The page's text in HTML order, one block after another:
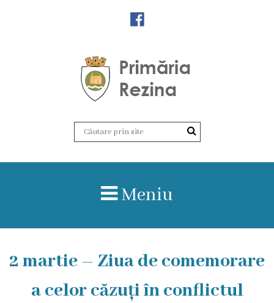
Amalgamare
în
Rezina
Meniu
2 martie – Ziua de comemorare
a celor căzuți în conflictul